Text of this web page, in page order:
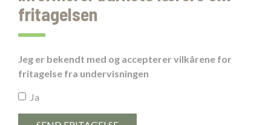
fritagelsen
Jeg er bekendt med og accepterer vilkårene for
fritagelse fra undervisningen
Ja